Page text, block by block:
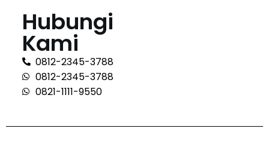
Hubungi
Kami
0812-2345-3788
0812-2345-3788
0821-1111-9550